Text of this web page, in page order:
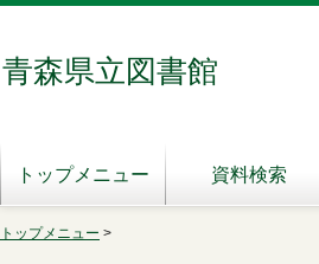
青森県立図書館
トップメニュー 資料検索
トップメニュー >